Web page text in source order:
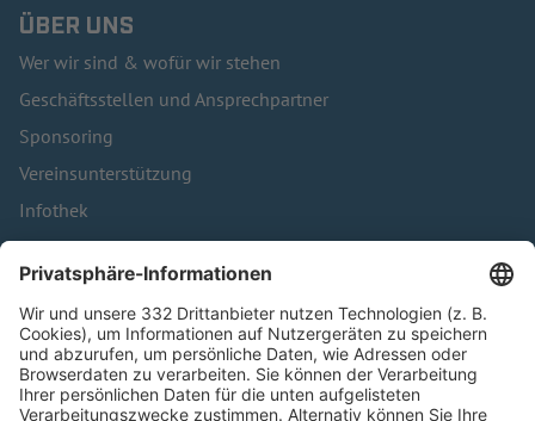
ÜBER UNS
Wer wir sind & wofür wir stehen
Geschäftsstellen und Ansprechpartner
Sponsoring
Vereinsunterstützung
Infothek
Kontakt
HÄUFIG BESUCHTE SEITEN
Pässe und Vereinswechsel
Trainerausbildung